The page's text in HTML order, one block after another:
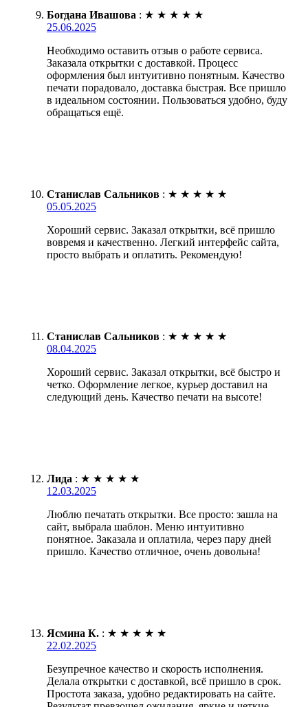
Богдана Ивашова : ★ ★ ★ ★ ★
25.06.2025
Необходимо оставить отзыв о работе сервиса.
Заказала открытки с доставкой. Процесс
оформления был интуитивно понятным. Качество
печати порадовало, доставка быстрая. Все пришло
в идеальном состоянии. Пользоваться удобно, буду
обращаться ещё.
Станислав Сальников : ★ ★ ★ ★ ★
05.05.2025
Хороший сервис. Заказал открытки, всё пришло
вовремя и качественно. Легкий интерфейс сайта,
просто выбрать и оплатить. Рекомендую!
Станислав Сальников : ★ ★ ★ ★ ★
08.04.2025
Хороший сервис. Заказал открытки, всё быстро и
четко. Оформление легкое, курьер доставил на
следующий день. Качество печати на высоте!
Лида : ★ ★ ★ ★ ★
12.03.2025
Люблю печатать открытки. Все просто: зашла на
сайт, выбрала шаблон. Меню интуитивно
понятное. Заказала и оплатила, через пару дней
пришло. Качество отличное, очень довольна!
Ясмина К. : ★ ★ ★ ★ ★
22.02.2025
Безупречное качество и скорость исполнения.
Делала открытки с доставкой, всё пришло в срок.
Простота заказа, удобно редактировать на сайте.